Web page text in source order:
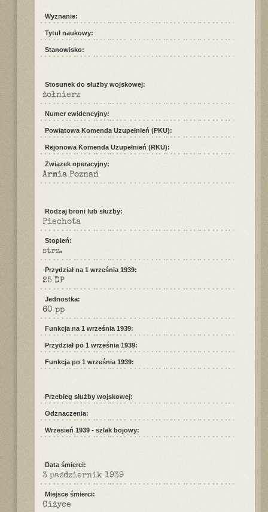
Wyznanie:
Tytuł naukowy:
Stanowisko:
Stosunek do służby wojskowej:
żołnierz
Numer ewidencyjny:
Powiatowa Komenda Uzupełnień (PKU):
Rejonowa Komenda Uzupełnień (RKU):
Związek operacyjny:
Armia Poznań
Rodzaj broni lub służby:
Piechota
Stopień:
strz.
Przydział na 1 września 1939:
25 DP
Jednostka:
60 pp
Funkcja na 1 września 1939:
Przydział po 1 września 1939:
Funkcja po 1 września 1939:
Przebieg służby wojskowej:
Odznaczenia:
Wrzesień 1939 - szlak bojowy:
Data śmierci:
3 październik 1939
Miejsce śmierci:
Giżyce